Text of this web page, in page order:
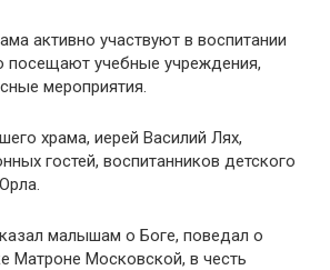
активно участвуют в воспитании
посещают учебные учреждения,
мероприятия.
храма, иерей Василий Лях,
гостей, воспитанников детского
малышам о Боге, поведал о
Матроне Московской, в честь